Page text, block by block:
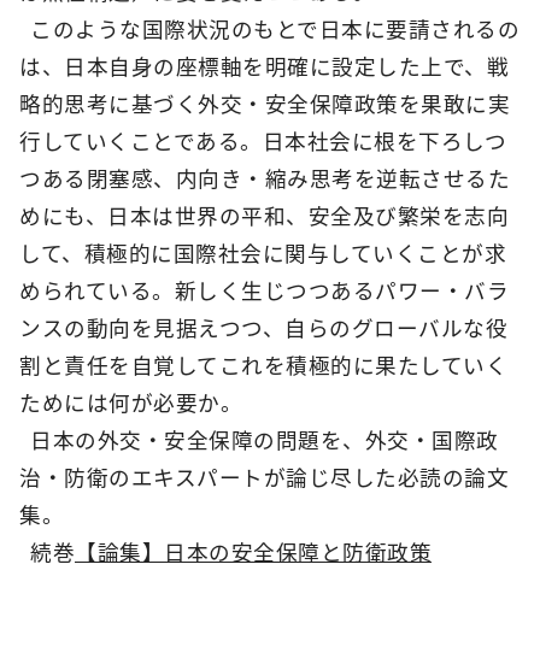
このような国際状況のもとで日本に要請されるの
は、日本自身の座標軸を明確に設定した上で、戦
略的思考に基づく外交・安全保障政策を果敢に実
行していくことである。日本社会に根を下ろしつ
つある閉塞感、内向き・縮み思考を逆転させるた
めにも、日本は世界の平和、安全及び繁栄を志向
して、積極的に国際社会に関与していくことが求
められている。新しく生じつつあるパワー・バラ
ンスの動向を見据えつつ、自らのグローバルな役
割と責任を自覚してこれを積極的に果たしていく
ためには何が必要か。
日本の外交・安全保障の問題を、外交・国際政
治・防衛のエキスパートが論じ尽した必読の論文
集。
続巻 【論集】日本の安全保障と防衛政策